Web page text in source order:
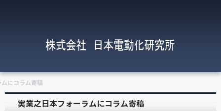
にコラム寄稿
実業之日本フォーラムにコラム寄稿